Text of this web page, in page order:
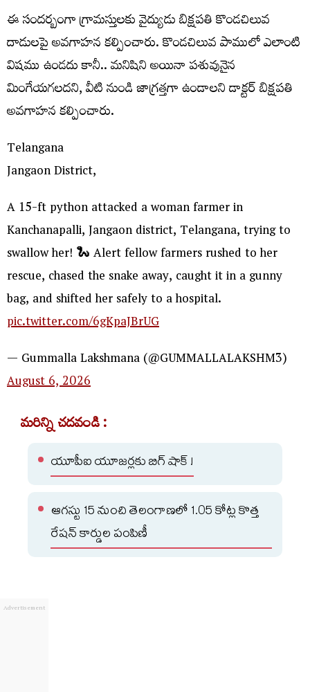
ఈ సందర్బంగా గ్రామస్తులకు వైద్యుడు బిక్షపతి కొండచిలువ
దాడులపై అవగాహన కల్పించారు. కొండచిలువ పాములో ఎలాంటి
విషము ఉండదు కానీ.. మనిషిని అయినా పశువునైన
మింగేయగలదని, వీటి నుండి జాగ్రత్తగా ఉండాలని డాక్టర్ బిక్షపతి
అవగాహన కల్పించారు.
Telangana
Jangaon District,
A 15-ft python attacked a woman farmer in
Kanchanapalli, Jangaon district, Telangana, trying to
swallow her! 🐍 Alert fellow farmers rushed to her
rescue, chased the snake away, caught it in a gunny
bag, and shifted her safely to a hospital.
pic.twitter.com/6gKpaJBrUG
— Gummalla Lakshmana (@GUMMALLALAKSHM3)
August 6, 2026
మరిన్ని చదవండి :
యూపీఐ యూజర్లకు బిగ్ షాక్ !
ఆగస్టు 15 నుంచి తెలంగాణలో 1.05 కోట్ల కొత్త
రేషన్ కార్డుల పంపిణీ